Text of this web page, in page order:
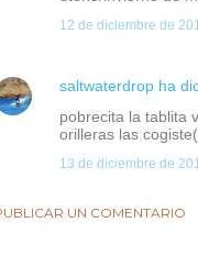
12 de diciembre de
saltwaterdrop ha
pobrecita la tablita
orilleras las
13 de diciembre de
UN COMENTARIO